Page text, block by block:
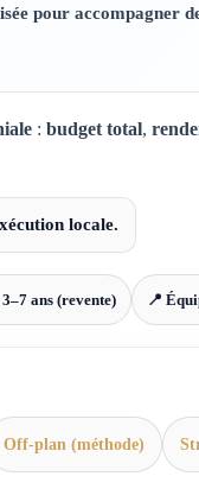
pour accompagner
: budget total,
locale.
ans (revente) 📍
Off-plan (méthode)